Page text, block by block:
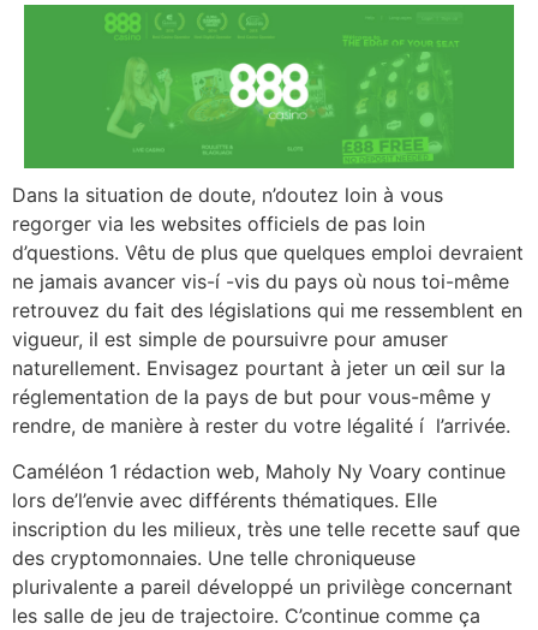
Dans la situation de doute, n’doutez loin à vous
regorger via les websites officiels de pas loin
d’questions. Vêtu de plus que quelques emploi devraient
ne jamais avancer vis-í -vis du pays où nous toi-même
retrouvez du fait des législations qui me ressemblent en
vigueur, il est simple de poursuivre pour amuser
naturellement. Envisagez pourtant à jeter un œil sur la
réglementation de la pays de but pour vous-même y
rendre, de manière à rester du votre légalité í l’arrivée.
Caméléon 1 rédaction web, Maholy Ny Voary continue
lors de’l’envie avec différents thématiques. Elle
inscription du les milieux, très une telle recette sauf que
des cryptomonnaies. Une telle chroniqueuse
plurivalente a pareil développé un privilège concernant
les salle de jeu de trajectoire. C’continue comme ça